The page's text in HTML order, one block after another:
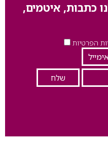
כתבות, איטמים,
הפרטיות